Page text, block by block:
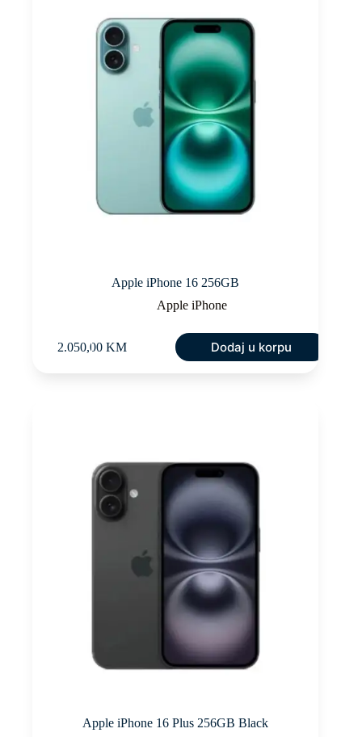
Apple iPhone 16 256GB
Apple iPhone
2.050,00 KM Dodaj u korpu
Apple iPhone 16 Plus 256GB Black